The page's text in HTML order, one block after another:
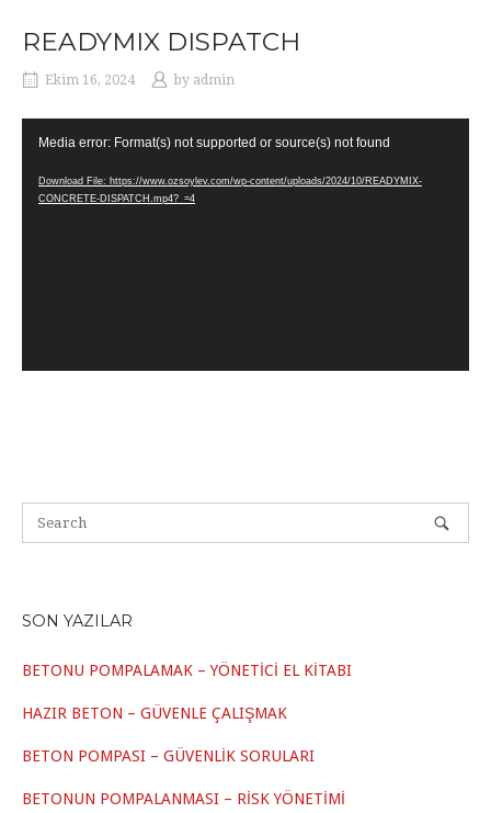
READYMIX DISPATCH
Ekim 16, 2024 by admin
Media error: Format(s) not supported or source(s) not found
Download File: https://www.ozsoylev.com/wp-content/uploads/2024/10/READYMIX-
CONCRETE-DISPATCH.mp4?_=4
SON YAZILAR
BETONU POMPALAMAK – YÖNETİCİ EL KİTABI
HAZIR BETON – GÜVENLE ÇALIŞMAK
BETON POMPASI – GÜVENLİK SORULARI
BETONUN POMPALANMASI – RİSK YÖNETİMİ